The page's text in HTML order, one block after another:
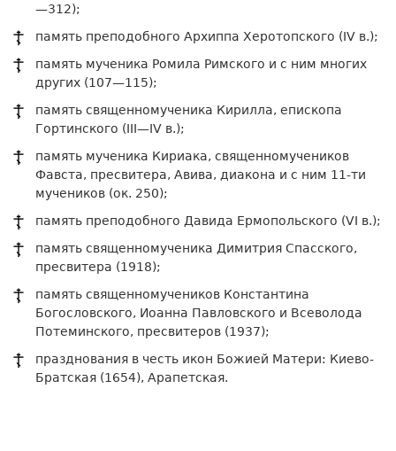
—312);
память преподобного Архиппа Херотопского (IV в.);
память мученика Ромила Римского и с ним многих
других (107—115);
память священномученика Кирилла, епископа
Гортинского (III—IV в.);
память мученика Кириака, священномучеников
Фавста, пресвитера, Авива, диакона и с ним 11-ти
мучеников (ок. 250);
память преподобного Давида Ермопольского (VI в.);
память священномученика Димитрия Спасского,
пресвитера (1918);
память священномучеников Константина
Богословского, Иоанна Павловского и Всеволода
Потеминского, пресвитеров (1937);
празднования в честь икон Божией Матери: Киево-
Братская (1654), Арапетская.